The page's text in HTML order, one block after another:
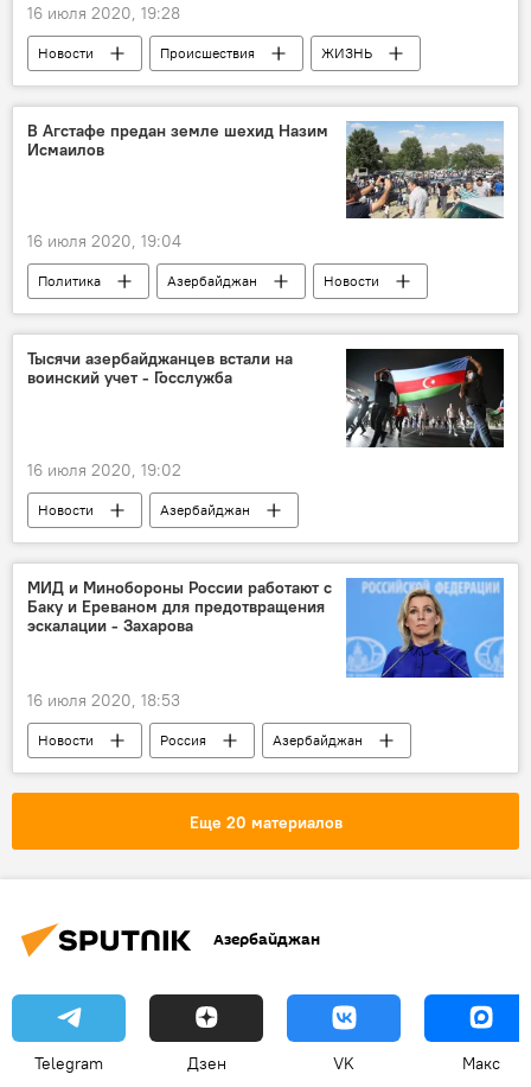
16 июля 2020, 19:28
Новости Происшествия
ЖИЗНЬ
Азербайджан
Ливень
Сель
Ущерб
В Агстафе предан земле шехид Назим
Исмаилов
16 июля 2020, 19:04
Политика Азербайджан
Новости
ЖИЗНЬ
шехид
армяно-азербайджанский конфликт
Тысячи азербайджанцев встали на
воинский учет - Госслужба
16 июля 2020, 19:02
Новости Азербайджан
МИД и Минобороны России работают с
Баку и Ереваном для предотвращения
эскалации - Захарова
16 июля 2020, 18:53
Новости Россия
Азербайджан
Политика
Россия
Еще 20 материалов
Азербайджан
Telegram Дзен VK Макс